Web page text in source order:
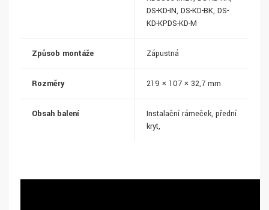
DS-KD-IN, DS-KD-BK, DS-
KD-KPDS-KD-M
Způsob montáže Zápustná
Rozměry 219 × 107 × 32,7 mm
Obsah balení
Instalační rámeček, přední
kryt,